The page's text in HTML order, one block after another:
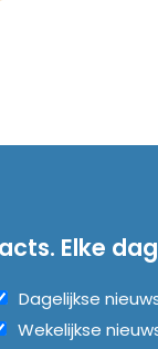
Elke
Dagelijkse
Wekelijkse